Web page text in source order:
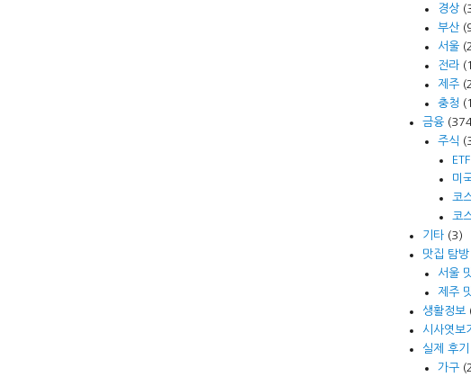
경상
부산
서울
전라
제주
충청
금융
주식
ETF
미
코
코
기타 (3)
맛집 탐방
서울
제주
생활정보
시사엿보기
실제 후기
가구